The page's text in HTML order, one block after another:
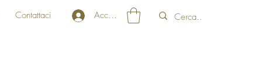
Contattaci Accedi